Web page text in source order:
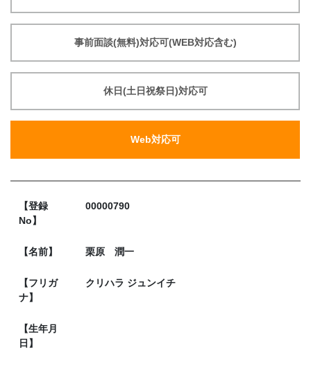
事前面談(無料)対応可(WEB対応含む)
休日(土日祝祭日)対応可
Web対応可
【登録
No】
00000790
【名前】 栗原 潤一
【フリガ
ナ】
クリハラ ジュンイチ
【生年月
日】